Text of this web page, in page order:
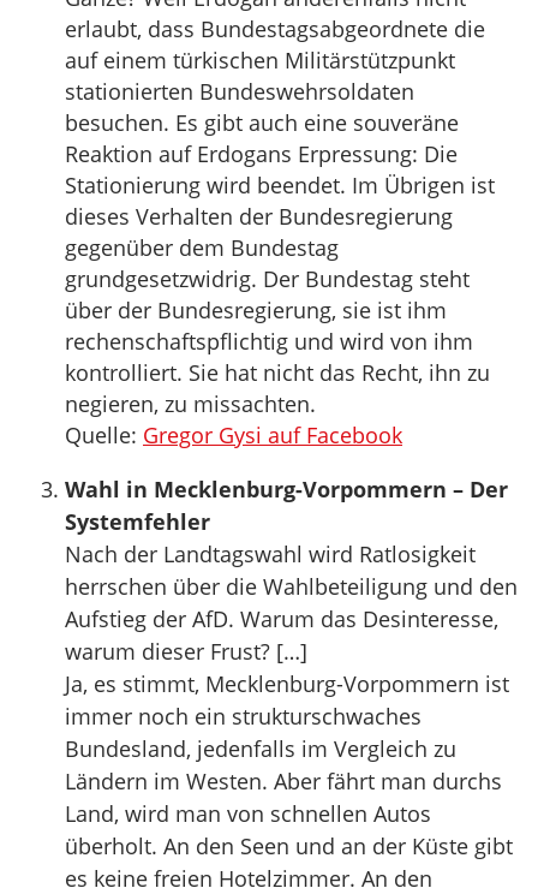
erlaubt, dass Bundestagsabgeordnete die
auf einem türkischen Militärstützpunkt
stationierten Bundeswehrsoldaten
besuchen. Es gibt auch eine souveräne
Reaktion auf Erdogans Erpressung: Die
Stationierung wird beendet. Im Übrigen ist
dieses Verhalten der Bundesregierung
gegenüber dem Bundestag
grundgesetzwidrig. Der Bundestag steht
über der Bundesregierung, sie ist ihm
rechenschaftspflichtig und wird von ihm
kontrolliert. Sie hat nicht das Recht, ihn zu
negieren, zu missachten.
Quelle: Gregor Gysi auf Facebook
Wahl in Mecklenburg-Vorpommern – Der
Systemfehler
Nach der Landtagswahl wird Ratlosigkeit
herrschen über die Wahlbeteiligung und den
Aufstieg der AfD. Warum das Desinteresse,
warum dieser Frust? […]
Ja, es stimmt, Mecklenburg-Vorpommern ist
immer noch ein strukturschwaches
Bundesland, jedenfalls im Vergleich zu
Ländern im Westen. Aber fährt man durchs
Land, wird man von schnellen Autos
überholt. An den Seen und an der Küste gibt
es keine freien Hotelzimmer. An den